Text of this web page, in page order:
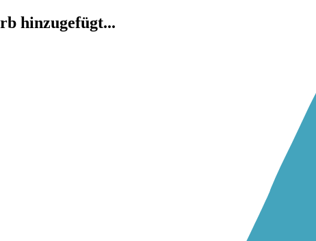
hinzugefügt...